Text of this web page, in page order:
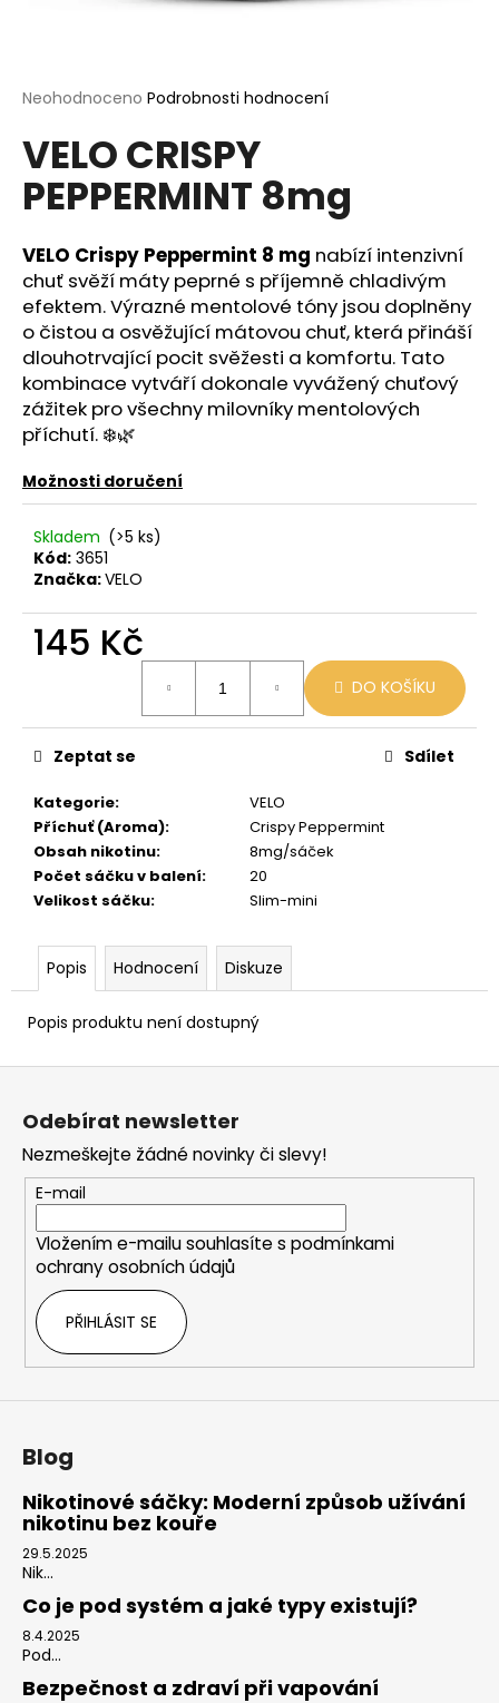
Průměrné
produktu
je
0,0
hvězdiček.
Neohodnoceno Podrobnosti hodnocení
VELO CRISPY
PEPPERMINT 8mg
VELO Crispy Peppermint 8 mg nabízí intenzivní
chuť svěží máty peprné s příjemně chladivým
efektem. Výrazné mentolové tóny jsou doplněny
o čistou a osvěžující mátovou chuť, která přináší
dlouhotrvající pocit svěžesti a komfortu. Tato
kombinace vytváří dokonale vyvážený chuťový
zážitek pro všechny milovníky mentolových
příchutí. ❄️🌿
Možnosti doručení
Skladem (>5 ks)
Kód: 3651
Značka:VELO
145 Kč
DO KOŠÍKU
Kategorie:
VELO
Příchuť (Aroma):
Crispy Peppermint
Obsah nikotinu:
8mg/sáček
Počet sáčku v balení:
20
Velikost sáčku: Slim-mini
Zeptat se Sdílet
Popis Hodnocení Diskuze
Popis produktu není dostupný
í
t
?
HLEDAT
D
o
p
o
r
u
č
u
e
e
CUBA
LIBRE
Kč
Původně:
99
Kč
Z
Odebírat newsletter
Nezmeškejte žádné novinky či slevy!
E-mail
Vložením e-mailu souhlasíte s podmínkami
ochrany osobních údajů
PŘIHLÁSIT SE
Blog
Nikotinové sáčky: Moderní způsob užívání
nikotinu bez kouře
29.5.2025
Nik...
Co je pod systém a jaké typy existují?
8.4.2025
Pod...
Bezpečnost a zdraví při vapování